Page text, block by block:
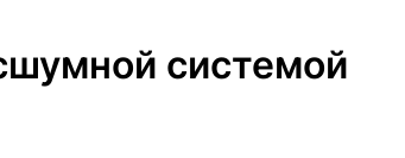
системой